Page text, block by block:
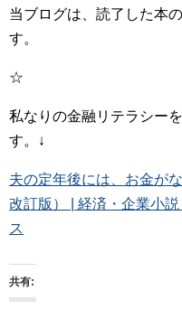
当ブログは、読了した本
す。
☆
私なりの金融リテラシー
す。↓
夫の定年後には、お金が
改訂版） | 経済・企業小
ス
共有: